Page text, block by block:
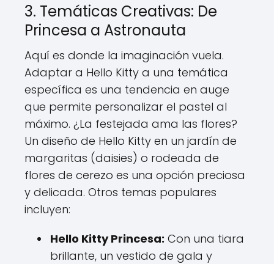
3. Temáticas Creativas: De
Princesa a Astronauta
Aquí es donde la imaginación vuela.
Adaptar a Hello Kitty a una temática
específica es una tendencia en auge
que permite personalizar el pastel al
máximo. ¿La festejada ama las flores?
Un diseño de Hello Kitty en un jardín de
margaritas (daisies) o rodeada de
flores de cerezo es una opción preciosa
y delicada. Otros temas populares
incluyen:
Hello Kitty Princesa: Con una tiara
brillante, un vestido de gala y